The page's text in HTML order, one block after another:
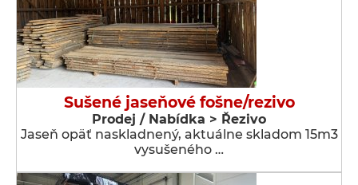
Sušené jaseňové fošne/rezivo
Prodej / Nabídka > Řezivo
Jaseň opäť naskladnený, aktuálne skladom 15m3
vysušeného …